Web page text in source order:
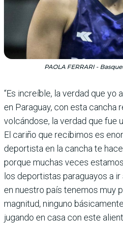
PAOLA FERRARI -
“Es increíble, la verdad que yo
en Paraguay, con esta cancha
volcándose, la verdad que fue
El cariño que recibimos es
deportista en la cancha te
porque muchas veces
los deportistas paraguayos a
en nuestro país tenemos muy
magnitud, ninguno
jugando en casa con este